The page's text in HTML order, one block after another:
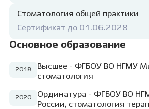
Очень важно,чтобы процесс
пациента был максимально
благодарности пациентов и
своем месте и делаешь все не
чтобы каждый пациент нашел
ценное — свое здоровье.
Стоматология общей практики
Сертификат до 01.06.2028
Основное образование
2018
Высшее - ФГБОУ ВО НГМУ
стоматология
2020
Ординатура - ФГБОУ ВО
России, стоматология